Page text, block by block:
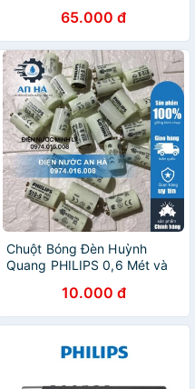
65.000 đ
Chuột Bóng Đèn Huỳnh
Quang PHILIPS 0,6 Mét và
10.000 đ